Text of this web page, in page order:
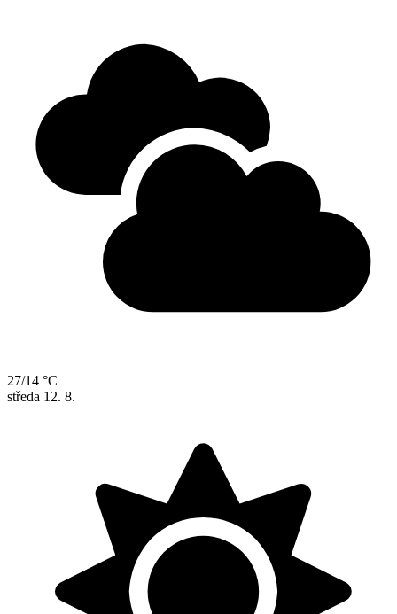
27/14 °C
středa 12. 8.